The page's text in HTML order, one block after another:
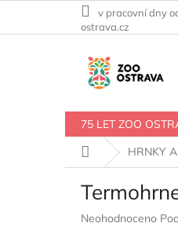
obsah
v pracovní dny
ostrava.cz
75 LET ZOO
Domů
HRNKY
Průměrné
Neohodnoceno